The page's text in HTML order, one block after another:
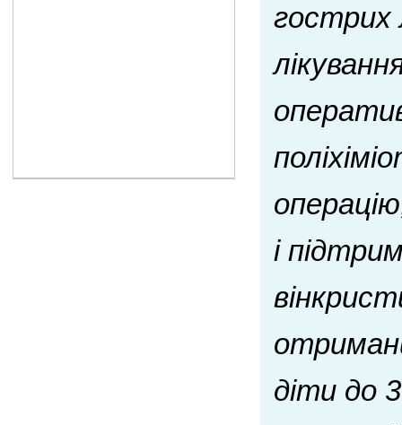
гострих
і
діти до